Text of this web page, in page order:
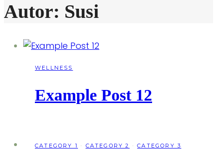
Autor: Susi
WELLNESS
Example Post 12
CATEGORY 1 · CATEGORY 2 ·CATEGORY 3